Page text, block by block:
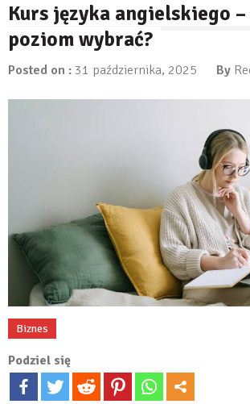
Kurs języka angielskiego
poziom wybrać?
Posted on : 31 października, 2025 By
Biznes
Podziel się